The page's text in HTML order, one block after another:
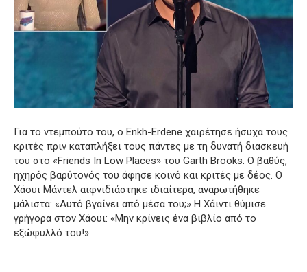
Για το ντεμπούτο του, ο Enkh-Erdene χαιρέτησε ήσυχα τους
κριτές πριν καταπλήξει τους πάντες με τη δυνατή διασκευή
του στο «Friends In Low Places» του Garth Brooks. Ο βαθύς,
ηχηρός βαρύτονός του άφησε κοινό και κριτές με δέος. Ο
Χάουι Μάντελ αιφνιδιάστηκε ιδιαίτερα, αναρωτήθηκε
μάλιστα: «Αυτό βγαίνει από μέσα του;» Η Χάιντι θύμισε
γρήγορα στον Χάουι: «Μην κρίνεις ένα βιβλίο από το
εξώφυλλό του!»